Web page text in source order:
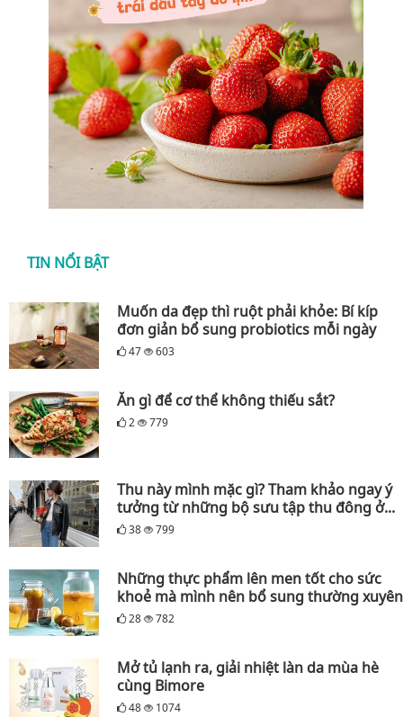
TIN NỔI BẬT
Muốn da đẹp thì ruột phải khỏe: Bí kíp
đơn giản bổ sung probiotics mỗi ngày
47 603
Ăn gì để cơ thể không thiếu sắt?
2 779
Thu này mình mặc gì? Tham khảo ngay ý
tưởng từ những bộ sưu tập thu đông ở...
38 799
Những thực phẩm lên men tốt cho sức
khoẻ mà mình nên bổ sung thường xuyên
28 782
Mở tủ lạnh ra, giải nhiệt làn da mùa hè
cùng Bimore
48 1074